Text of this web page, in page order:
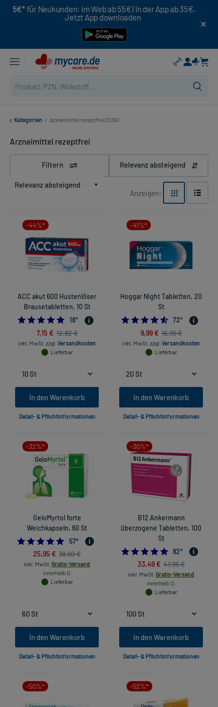
5€* für Neukunden: Im Web ab 55€ | In der App ab 35€.
Jetzt App downloaden
Kategorien / Arzneimittel rezeptfrei (3136)
Arzneimittel rezeptfrei
Filtern Relevanz absteigend
Relevanz absteigend
Anzeigen:
-44%*
ACC akut 600 Hustenlöser
Brausetabletten, 10 St
4.944444444444445
18*
7,15 € 12,82 €
inkl. MwSt. zzgl. Versandkosten
Lieferbar
In den Warenkorb
Detail- & Pflichtinformationen
-41%*
Hoggar Night Tabletten, 20
St
4.611111111111111
72*
9,99 € 16,99 €
inkl. MwSt. zzgl. Versandkosten
Lieferbar
In den Warenkorb
Detail- & Pflichtinformationen
-32%*
GeloMyrtol forte
Weichkapseln, 60 St
4.859649122807017
57*
25,95 € 38,60 €
inkl. MwSt. Gratis-Versand
innerhalb D.
Lieferbar
In den Warenkorb
Detail- & Pflichtinformationen
-30%*
B12 Ankermann
überzogene Tabletten, 100
St
5.0
82*
33,49 € 47,95 €
inkl. MwSt. Gratis-Versand
innerhalb D.
Lieferbar
In den Warenkorb
Detail- & Pflichtinformationen
-50%* -52%*